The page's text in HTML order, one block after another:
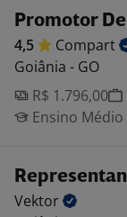
Promotor
4,5
Compart
Goiânia - GO
R$ 1.796,00
Ensino Médio
Vektor